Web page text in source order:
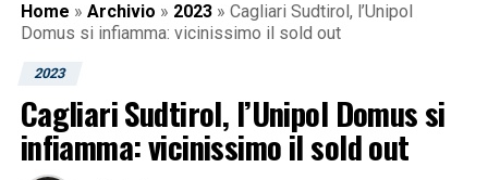
Home » Archivio » 2023 » Cagliari Sudtirol, l’Unipol
Domus si infiamma: vicinissimo il sold out
2023
Cagliari Sudtirol, l’Unipol Domus si
infiamma: vicinissimo il sold out